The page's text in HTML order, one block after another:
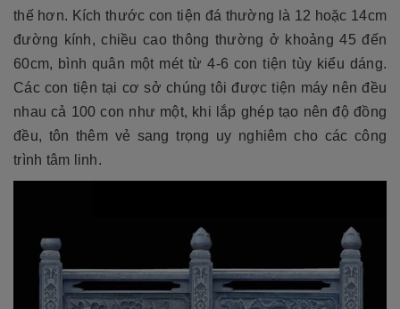
thế hơn. Kích thước con tiện đá thường là 12 hoặc 14cm
đường kính, chiều cao thông thường ở khoảng 45 đến
60cm, bình quân một mét từ 4-6 con tiện tùy kiểu dáng.
Các con tiện tại cơ sở chúng tôi được tiện máy nên đều
nhau cả 100 con như một, khi lắp ghép tạo nên độ đồng
đều, tôn thêm vẻ sang trọng uy nghiêm cho các công
trình tâm linh.